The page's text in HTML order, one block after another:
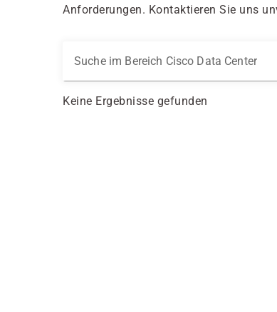
Anforderungen. Kontaktieren Sie uns
Suche im Bereich Cisco Data Center
Keine Ergebnisse gefunden